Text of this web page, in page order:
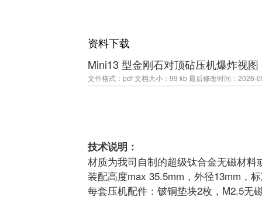
资料下载
Mini13 型金刚石对顶砧压机爆炸视图
文件格式：pdf文档大小：99 kb最后修改时间：2026-
技术说明：
材质为我司自制的超级钛合金无磁材料
装配高度max 35.5mm，外径13mm，
每套压机配件：铍铜垫块2枚，M2.5无